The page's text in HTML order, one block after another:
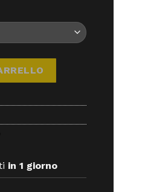
in 1 giorno